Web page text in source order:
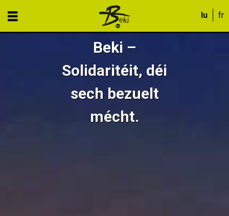
Beki –
Solidaritéit, déi
sech bezuelt
mécht.